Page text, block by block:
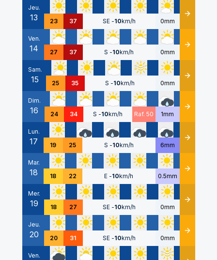
Jeu.
13 23 37 SE -10km/h 0mm Détails
Ven.
14 27 37 S -10km/h 0mm Détails
Sam.
15 25 35 S -10km/h 0mm Détails
Dim.
16 24 34 S -10km/h Raf. 50 1mm Détails
Lun.
17 19 25 S -10km/h 6mm Détails
Mar.
18 18 22 E -10km/h 0.5mm Détails
Mer.
19 18 27 SE -10km/h 0mm Détails
Jeu.
20 20 31 SE -10km/h 0mm Détails
Ven.